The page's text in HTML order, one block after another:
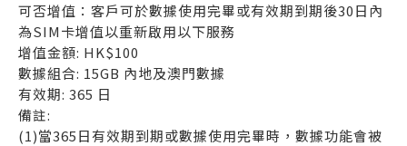
可否增值：客戶可於數據使用完畢或有效期到期後30日內
為SIM卡增值以重新啟用以下服務
增值金額: HK$100
數據組合: 15GB 內地及澳門數據
有效期: 365 日
備註:
(1)當365日有效期到期或數據使用完畢時，數據功能會被